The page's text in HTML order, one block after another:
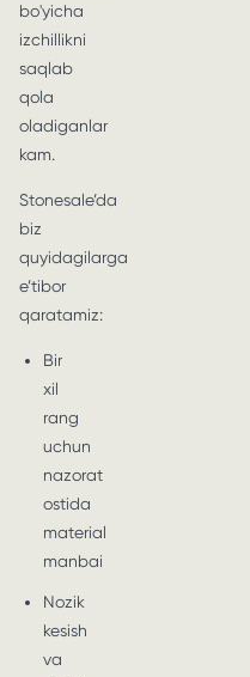
bo'yicha
izchillikni
saqlab
qola
oladiganlar
kam.
Stonesale’da
biz
quyidagilarga
e’tibor
qaratamiz:
Bir
xil
rang
uchun
nazorat
ostida
material
manbai
Nozik
kesish
va